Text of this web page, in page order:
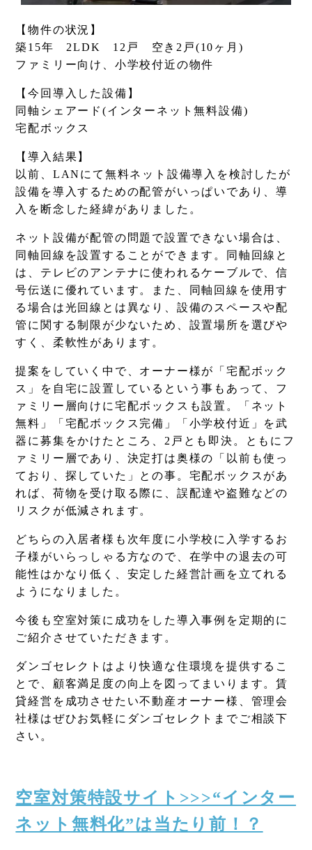
【物件の状況】
築15年 2LDK 12戸 空き2戸(10ヶ月)
ファミリー向け、小学校付近の物件
【今回導入した設備】
同軸シェアード(インターネット無料設備)
宅配ボックス
【導入結果】
以前、LANにて無料ネット設備導入を検討したが
設備を導入するための配管がいっぱいであり、導
入を断念した経緯がありました。
ネット設備が配管の問題で設置できない場合は、
同軸回線を設置することができます。同軸回線と
は、テレビのアンテナに使われるケーブルで、信
号伝送に優れています。また、同軸回線を使用す
る場合は光回線とは異なり、設備のスペースや配
管に関する制限が少ないため、設置場所を選びや
すく、柔軟性があります。
提案をしていく中で、オーナー様が「宅配ボック
ス」を自宅に設置しているという事もあって、フ
ァミリー層向けに宅配ボックスも設置。「ネット
無料」「宅配ボックス完備」「小学校付近」を武
器に募集をかけたところ、2戸とも即決。ともにフ
ァミリー層であり、決定打は奥様の「以前も使っ
ており、探していた」との事。宅配ボックスがあ
れば、荷物を受け取る際に、誤配達や盗難などの
リスクが低減されます。
どちらの入居者様も次年度に小学校に入学するお
子様がいらっしゃる方なので、在学中の退去の可
能性はかなり低く、安定した経営計画を立てれる
ようになりました。
今後も空室対策に成功をした導入事例を定期的に
ご紹介させていただきます。
ダンゴセレクトはより快適な住環境を提供するこ
とで、顧客満足度の向上を図ってまいります。賃
貸経営を成功させたい不動産オーナー様、管理会
社様はぜひお気軽にダンゴセレクトまでご相談下
さい。
空室対策特設サイト>>>“インター
ネット無料化”は当たり前！？